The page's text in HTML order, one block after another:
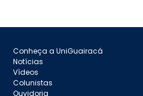
Conheça a UniGuairacá
Notícias
Vídeos
Colunistas
Ouvidoria